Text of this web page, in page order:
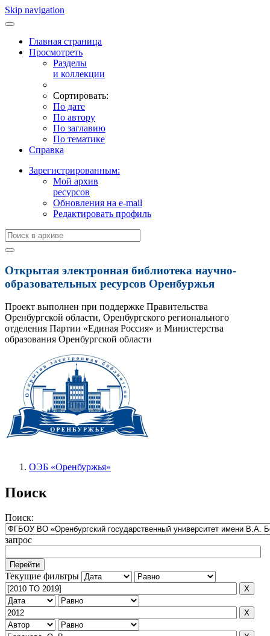
Skip navigation
Главная страница
Просмотреть
Разделы
и коллекции
Сортировать:
По дате
По автору
По заглавию
По тематике
Справка
Зарегистрированным:
Мой архив
ресурсов
Обновления на e-mail
Редактировать профиль
Открытая электронная библиотека научно-
образовательных ресурсов Оренбуржья
Проект выполнен при поддержке Правительства
Оренбургской области, Оренбургского регионального
отделения Партии «Единая Россия» и Министерства
образования Оренбургской области
ОЭБ «Оренбуржья»
Поиск
Поиск:
запрос
Текущие фильтры